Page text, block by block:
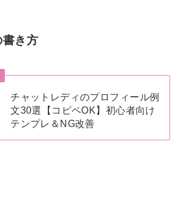
書き方
チャットレディのプロフィール例
文30選【コピペOK】初心者向け
テンプレ＆NG改善